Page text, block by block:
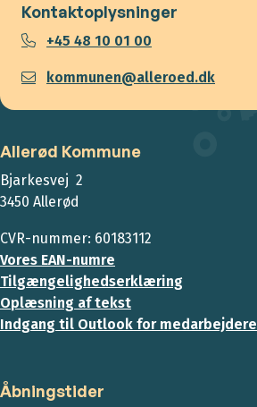
Kontaktoplysninger
+45 48 10 01 00
kommunen@alleroed.dk
Allerød Kommune
Bjarkesvej 2
3450 Allerød
CVR-nummer: 60183112
Vores EAN-numre
Tilgængelighedserklæring
Oplæsning af tekst
Indgang til Outlook for medarbejdere
Åbningstider